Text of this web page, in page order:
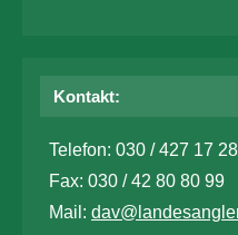
Kontakt:
Telefon: 030 / 427 17 28
Fax: 030 / 42 80 80 99
Mail: